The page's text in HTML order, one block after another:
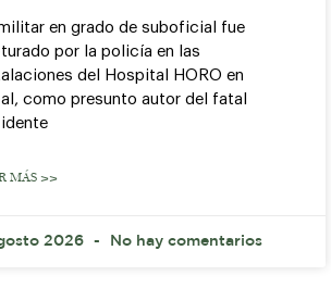
en grado de suboficial fue
por la policía en las
del Hospital HORO en
como presunto autor del fatal
MÁS >>
2026 No hay comentarios